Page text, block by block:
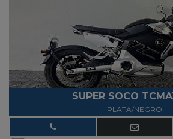
SUPER SOCO
PLATA/NEGRO